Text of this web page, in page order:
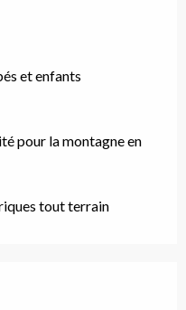
et enfants
pour la montagne en
tout terrain